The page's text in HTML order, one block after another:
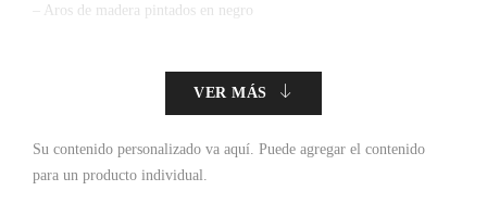
– Aros de madera pintados en negro
VER MÁS
Su contenido personalizado va aquí. Puede agregar el contenido
para un producto individual.